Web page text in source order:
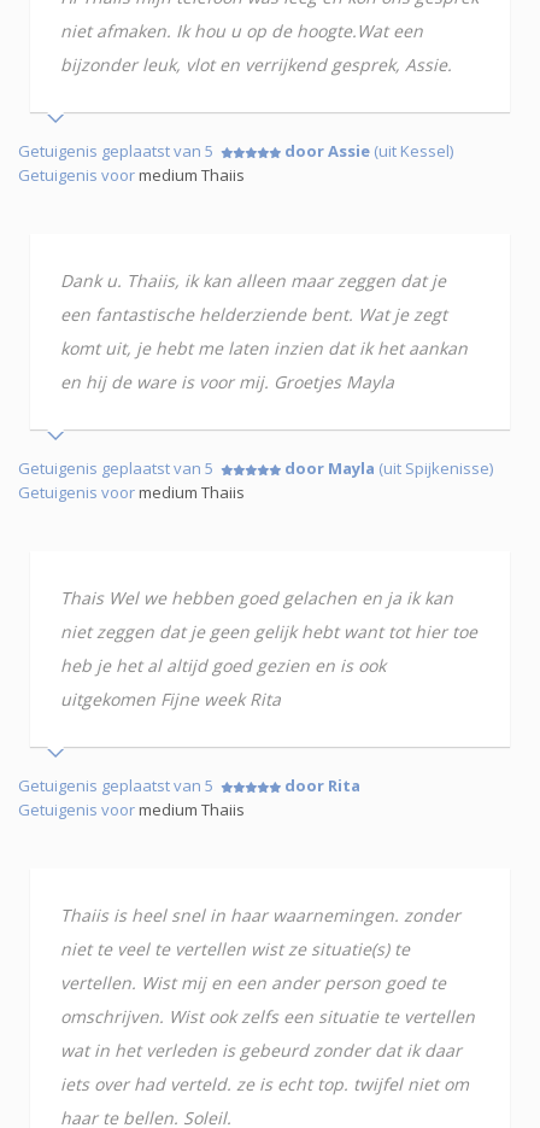
niet afmaken. Ik hou u op de hoogte.Wat een
bijzonder leuk, vlot en verrijkend gesprek, Assie.
Getuigenis geplaatst van 5 door Assie (uit Kessel)
Getuigenis voormedium Thaiis
Dank u. Thaiis, ik kan alleen maar zeggen dat je
een fantastische helderziende bent. Wat je zegt
komt uit, je hebt me laten inzien dat ik het aankan
en hij de ware is voor mij. Groetjes Mayla
Getuigenis geplaatst van 5 door Mayla (uit Spijkenisse)
Getuigenis voormedium Thaiis
Thais Wel we hebben goed gelachen en ja ik kan
niet zeggen dat je geen gelijk hebt want tot hier toe
heb je het al altijd goed gezien en is ook
uitgekomen Fijne week Rita
Getuigenis geplaatst van 5
door Rita
Getuigenis voormedium Thaiis
Thaiis is heel snel in haar waarnemingen. zonder
niet te veel te vertellen wist ze situatie(s) te
vertellen. Wist mij en een ander person goed te
omschrijven. Wist ook zelfs een situatie te vertellen
wat in het verleden is gebeurd zonder dat ik daar
iets over had verteld. ze is echt top. twijfel niet om
haar te bellen. Soleil.